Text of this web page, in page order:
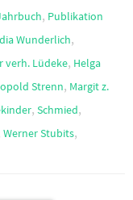
, Publikation
Wunderlich,
verh. Lüdeke, Helga
Strenn, Margit z.
, Schmied,
Werner Stubits,